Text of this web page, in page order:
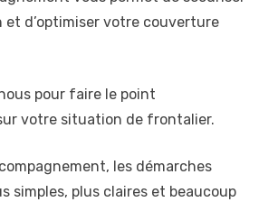
d’optimiser votre couverture
pour faire le point
votre situation de frontalier.
les démarches
simples, plus claires et beaucoup